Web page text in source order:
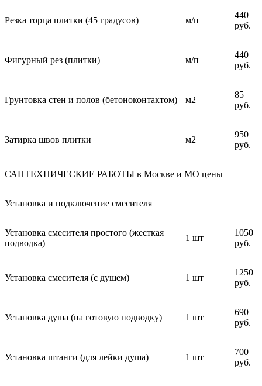
Резка торца плитки (45 градусов) м/п
440
руб.
Фигурный рез (плитки) м/п
440
руб.
Грунтовка стен и полов (бетоноконтактом) м2
85
руб.
Затирка швов плитки м2
950
руб.
САНТЕХНИЧЕСКИЕ РАБОТЫ в Москве и МО цены
Установка и подключение смесителя
Установка смесителя простого (жесткая
подводка)
1 шт
1050
руб.
Установка смесителя (с душем) 1 шт
1250
руб.
Установка душа (на готовую подводку) 1 шт
690
руб.
Установка штанги (для лейки душа) 1 шт
700
руб.